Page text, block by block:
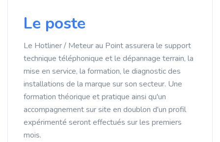
Le poste
Le Hotliner / Meteur au Point assurera le support
technique téléphonique et le dépannage terrain, la
mise en service, la formation, le diagnostic des
installations de la marque sur son secteur. Une
formation théorique et pratique ainsi qu'un
accompagnement sur site en doublon d'un profil
expérimenté seront effectués sur les premiers
mois.